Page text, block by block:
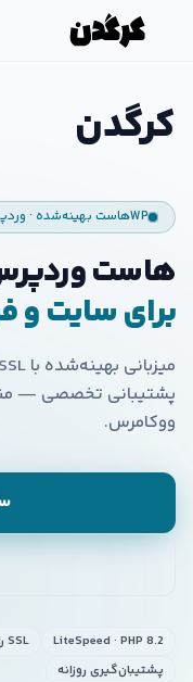
کرگدن
WPهاست بهینه‌شده ·
هاست
برای سایت و
پشتیبانی تخصصی —
ووکامرس.
LiteSpeed · PHP 8.2 SSL رایگان
پشتیبان‌گیری روزانه